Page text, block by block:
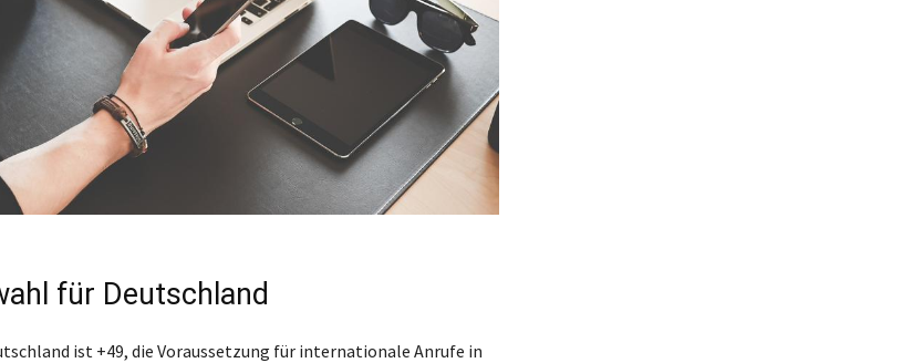
für Deutschland
ist +49, die Voraussetzung für internationale Anrufe in